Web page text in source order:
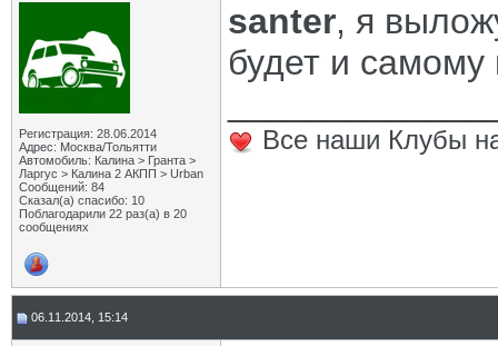
Регистрация: 28.06.2014
Адрес: Москва/Тольятти
Автомобиль: Калина > Гранта >
Ларгус > Калина 2 АКПП > Urban
Сообщений: 84
Сказал(а) спасибо: 10
Поблагодарили 22 раз(а) в 20
сообщениях
santer, я
будет и самому
Все наши Клубы
06.11.2014, 15:14